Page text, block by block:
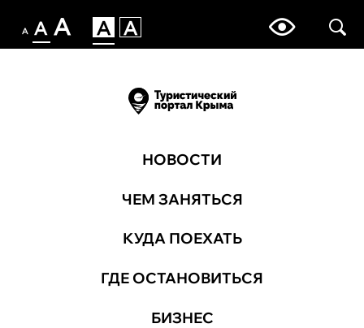
НОВОСТИ
ЧЕМ ЗАНЯТЬСЯ
КУДА ПОЕХАТЬ
ГДЕ ОСТАНОВИТЬСЯ
БИЗНЕС